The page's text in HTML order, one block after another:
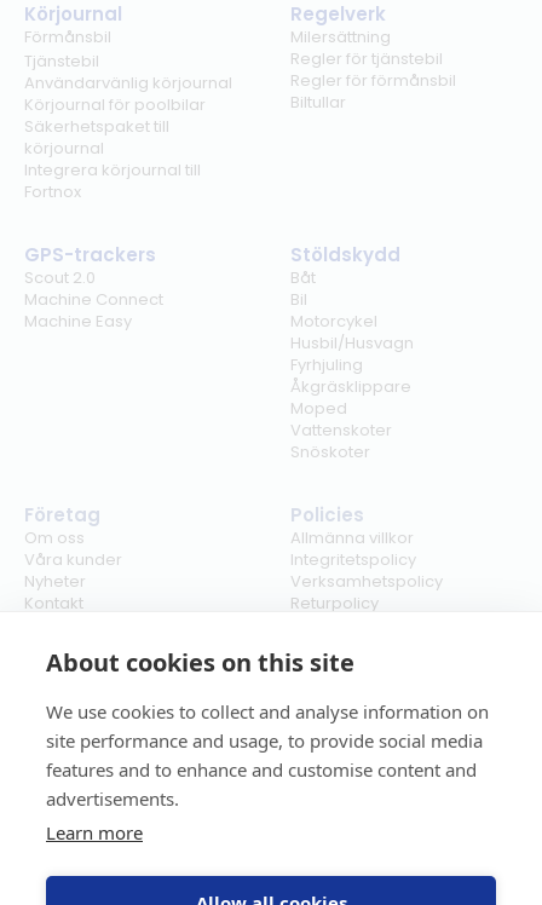
About cookies on this site
We use cookies to collect and analyse information on
site performance and usage, to provide social media
features and to enhance and customise content and
advertisements.
Learn more
Körjournal
Förmånsbil
Tjänstebil
Användarvänlig körjournal
Körjournal för poolbilar
Säkerhetspaket till
körjournal
Integrera körjournal till
Fortnox
Regelverk
Milersättning
Regler för tjänstebil
Regler för förmånsbil
Biltullar
GPS-trackers
Scout 2.0
Machine Connect
Machine Easy
Stöldskydd
Båt
Bil
Motorcykel
Husbil/Husvagn
Fyrhjuling
Åkgräsklippare
Moped
Vattenskoter
Snöskoter
Företag
Om oss
Våra kunder
Nyheter
Kontakt
Policies
Allmänna villkor
Integritetspolicy
Verksamhetspolicy
Returpolicy
Cookies